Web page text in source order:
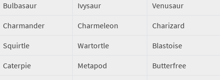
Bulbasaur Ivysaur Venusaur
Charmander Charmeleon Charizard
Squirtle Wartortle Blastoise
Caterpie Metapod Butterfree